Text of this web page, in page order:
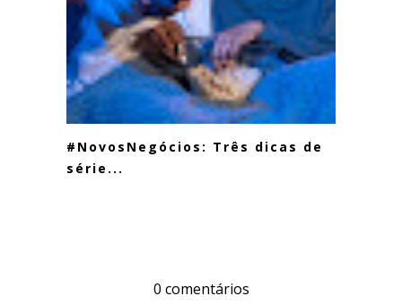
#NovosNegócios: Três dicas de
série...
0 comentários